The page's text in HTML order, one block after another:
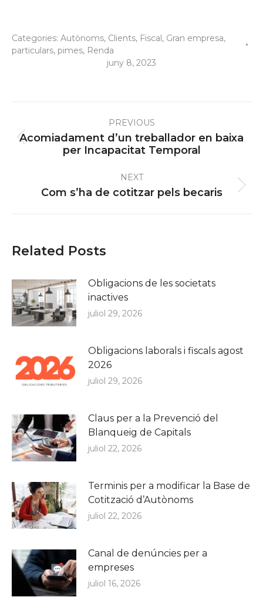
Categories: Autònoms, Clients, Fiscal, Gran empresa,
particulars, pimes, Renda
juny 8, 2023
navigationPREVIOUS
Previous
post:
Acomiadament d’un treballador en baixa
per Incapacitat Temporal
NEXT
Next
Com s’ha de cotitzar pels becaris
Related Posts
Obligacions de les societats
inactives
juliol 29, 2026
Obligacions laborals i fiscals agost
2026
juliol 29, 2026
Claus per a la Prevenció del
Blanqueig de Capitals
juliol 22, 2026
Terminis per a modificar la Base de
Cotització d’Autònoms
juliol 22, 2026
Canal de denúncies per a
empreses
juliol 16, 2026